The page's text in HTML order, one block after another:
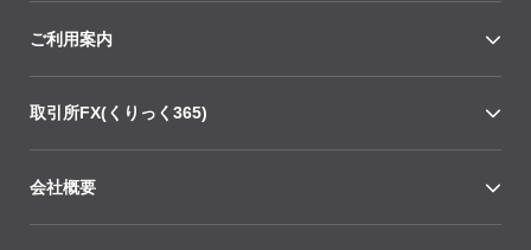
ご利用案内
取引所FX(くりっく365)
会社概要